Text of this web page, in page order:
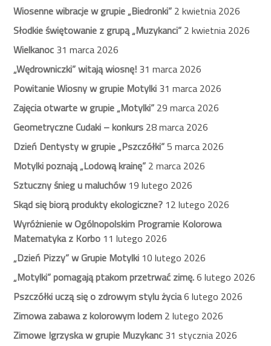
Wiosenne wibracje w grupie „Biedronki” 2 kwietnia 2026
Słodkie świętowanie z grupą „Muzykanci” 2 kwietnia 2026
Wielkanoc 31 marca 2026
„Wędrowniczki” witają wiosnę! 31 marca 2026
Powitanie Wiosny w grupie Motylki 31 marca 2026
Zajęcia otwarte w grupie „Motylki” 29 marca 2026
Geometryczne Cudaki – konkurs 28 marca 2026
Dzień Dentysty w grupie „Pszczółki”5 marca 2026
Motylki poznają „Lodową krainę” 2 marca 2026
Sztuczny śnieg u maluchów19 lutego 2026
Skąd się biorą produkty ekologiczne? 12 lutego 2026
Wyróżnienie w Ogólnopolskim Programie Kolorowa
Matematyka z Korbo 11 lutego 2026
„Dzień Pizzy” w Grupie Motylki 10 lutego 2026
„Motylki” pomagają ptakom przetrwać zimę.6 lutego 2026
Pszczółki uczą się o zdrowym stylu życia6 lutego 2026
Zimowa zabawa z kolorowym lodem 2 lutego 2026
Zimowe Igrzyska w grupie Muzykanc 31 stycznia 2026